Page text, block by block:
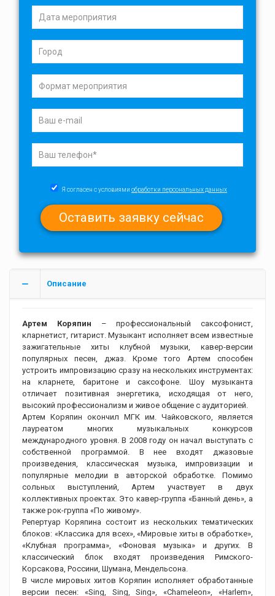
Я согласен с условиями обработки персональных данных
Описание
Артем Коряпин – профессиональный саксофонист,
кларнетист, гитарист. Музыкант исполняет всем известные
зажигательные хиты клубной музыки, кавер-версии
популярных песен, джаз. Кроме того Артем способен
устроить импровизацию сразу на нескольких инструментах:
на кларнете, баритоне и саксофоне. Шоу музыканта
отличает позитивная энергетика, исходящая от него,
высокий профессионализм и живое общение с аудиторией.
Артем Коряпин окончил МГК им. Чайковского, является
лауреатом многих музыкальных конкурсов
международного уровня. В 2008 году он начал выступать с
собственной программой. В нее входят джазовые
произведения, классическая музыка, импровизации и
популярные мелодии в авторской обработке. Помимо
сольных выступлений, Артем участвует в двух
коллективных проектах. Это кавер-группа «Банный день», а
также рок-группа «По живому».
Репертуар Коряпина состоит из нескольких тематических
блоков: «Классика для всех», «Мировые хиты в обработке»,
«Клубная программа», «Фоновая музыка» и других. В
классический блок входят произведения Римского-
Корсакова, Россини, Шумана, Мендельсона.
В числе мировых хитов Коряпин исполняет обработанные
версии песен: «Sing, Sing, Sing», «Chameleon», «Harlem»,